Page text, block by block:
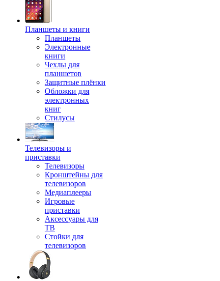
Планшеты и книги
Планшеты
Электронные
книги
Чехлы для
планшетов
Защитные плёнки
Обложки для
электронных
книг
Стилусы
Телевизоры и
приставки
Телевизоры
Кронштейны для
телевизоров
Медиаплееры
Игровые
приставки
Аксессуары для
ТВ
Стойки для
телевизоров